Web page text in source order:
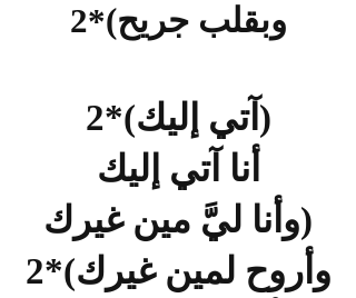
وبقلب جريح)*2
(آتي إليك)*2
أنا آتي إليك
(وأنا ليَّ مين غيرك
وأروح لمين غيرك)*2